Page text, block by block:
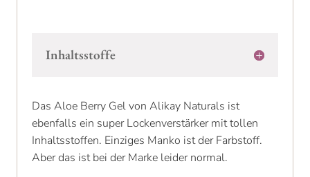
Inhaltsstoffe
Das Aloe Berry Gel von Alikay Naturals ist
ebenfalls ein super Lockenverstärker mit tollen
Inhaltsstoffen. Einziges Manko ist der Farbstoff.
Aber das ist bei der Marke leider normal.